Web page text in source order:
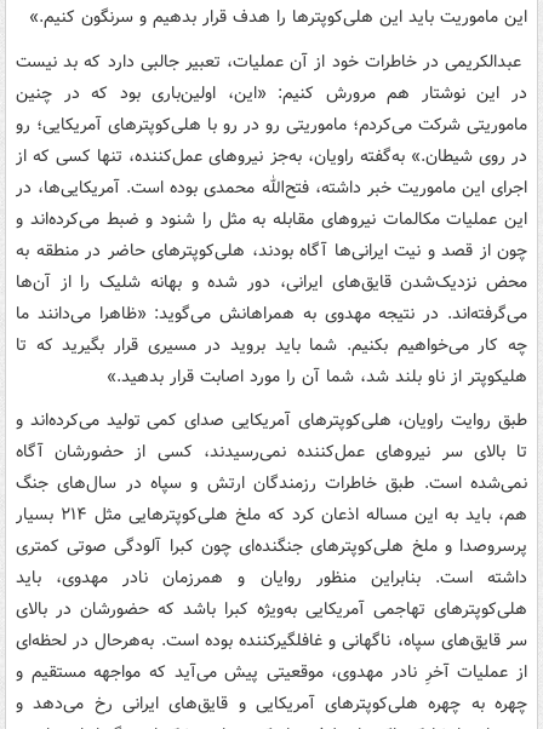
این ماموریت باید این هلی‌کوپترها را هدف قرار بدهیم و سرنگون کنیم.»
عبدالکریمی در خاطرات خود از آن عملیات، تعبیر جالبی دارد که بد نیست
در این نوشتار هم مرورش کنیم: «این، اولین‌باری بود که در چنین
ماموریتی شرکت می‌کردم؛ ماموریتی رو در رو با هلی‌کوپترهای آمریکایی؛ رو
در روی شیطان.» به‌گفته راویان، به‌جز نیروهای عمل‌کننده، تنها کسی که از
اجرای این ماموریت خبر داشته، فتح‌الله محمدی بوده است. آمریکایی‌ها، در
این عملیات مکالمات نیروهای مقابله به مثل را شنود و ضبط می‌کرده‌اند و
چون از قصد و نیت ایرانی‌ها آگاه بودند، هلی‌کوپترهای حاضر در منطقه به
محض نزدیک‌شدن قایق‌های ایرانی، دور شده و بهانه شلیک را از آن‌ها
می‌گرفته‌اند. در نتیجه مهدوی به همراهانش می‌گوید: «ظاهرا می‌دانند ما
چه کار می‌خواهیم بکنیم. شما باید بروید در مسیری قرار بگیرید که تا
هلیکوپتر از ناو بلند شد، شما آن را مورد اصابت قرار بدهید.»
طبق روایت راویان، هلی‌کوپترهای آمریکایی صدای کمی تولید می‌کرده‌اند و
تا بالای سر نیروهای عمل‌کننده نمی‌رسیدند، کسی از حضورشان آگاه
نمی‌شده است. طبق خاطرات رزمندگان ارتش و سپاه در سال‌های جنگ
هم، باید به این مساله اذعان کرد که ملخ هلی‌کوپترهایی مثل ۲۱۴ بسیار
پرسروصدا و ملخ هلی‌کوپترهای جنگنده‌ای چون کبرا آلودگی صوتی کمتری
داشته است. بنابراین منظور روایان و همرزمان نادر مهدوی، باید
هلی‌کوپترهای تهاجمی آمریکایی به‌ویژه کبرا باشد که حضورشان در بالای
سر قایق‌های سپاه، ناگهانی و غافلگیرکننده بوده است. به‌هرحال در لحظه‌ای
از عملیات آخرِ نادر مهدوی، موقعیتی پیش می‌آید که مواجهه مستقیم و
چهره به چهره هلی‌کوپترهای آمریکایی و قایق‌های ایرانی رخ می‌دهد و